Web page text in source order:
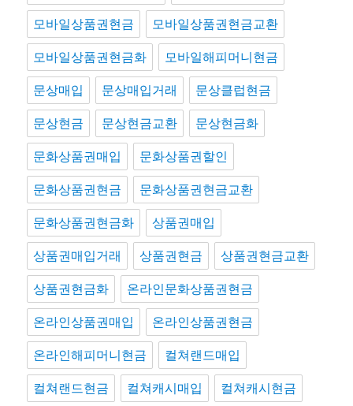
모바일상품권현금 모바일상품권현금교환
모바일상품권현금화 모바일해피머니현금
문상매입 문상매입거래 문상클럽현금
문상현금 문상현금교환 문상현금화
문화상품권매입 문화상품권할인
문화상품권현금 문화상품권현금교환
문화상품권현금화 상품권매입
상품권매입거래 상품권현금 상품권현금교환
상품권현금화 온라인문화상품권현금
온라인상품권매입 온라인상품권현금
온라인해피머니현금 컬쳐랜드매입
컬쳐랜드현금 컬쳐캐시매입 컬쳐캐시현금